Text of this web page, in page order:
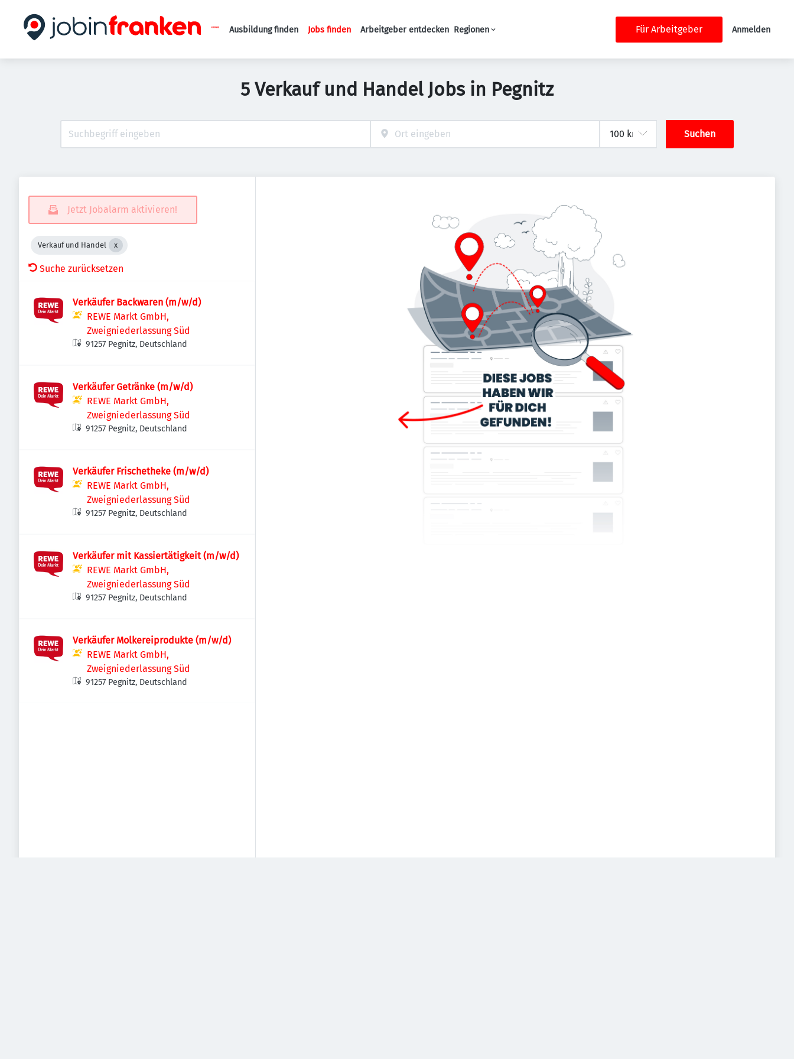
Haupt-Navigation
Ausbildung finden Jobs finden Arbeitgeber entdecken Regionen Für Arbeitgeber Anmelden
5 Verkauf und Handel Jobs in Pegnitz
Suchen
Jetzt Jobalarm aktivieren!
Verkauf und Handel
Suche zurücksetzen
Verkäufer Backwaren (m/w/d)
REWE Markt GmbH,
Zweigniederlassung Süd
91257 Pegnitz, Deutschland
Verkäufer Getränke (m/w/d)
REWE Markt GmbH,
Zweigniederlassung Süd
91257 Pegnitz, Deutschland
Verkäufer Frischetheke (m/w/d)
REWE Markt GmbH,
Zweigniederlassung Süd
91257 Pegnitz, Deutschland
Verkäufer mit Kassiertätigkeit (m/w/d)
REWE Markt GmbH,
Zweigniederlassung Süd
91257 Pegnitz, Deutschland
Verkäufer Molkereiprodukte (m/w/d)
REWE Markt GmbH,
Zweigniederlassung Süd
91257 Pegnitz, Deutschland